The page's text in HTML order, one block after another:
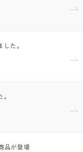
た。
品が登場